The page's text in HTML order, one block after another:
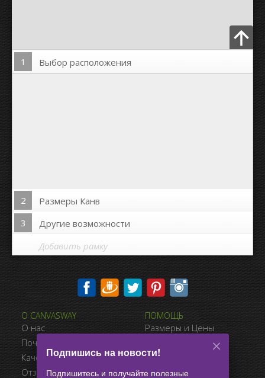
Загрузить Фото
1 Выбор расположения
2
Размеры Канв
3
Другие возможности
Печать на сторонах канвы:
Нет
Расстояние между фото:
Расстояние до краёв:
Добавить рамку
О CANVASWAY
О нас
Почему CanvasWay.com
Качество Продукта
Отзывы Клиентов
ПОМОЩЬ
Размеры и Цены
Доставка
Условия Продажи
Подпишись на новости!
Подпишитесь и получайте полезные